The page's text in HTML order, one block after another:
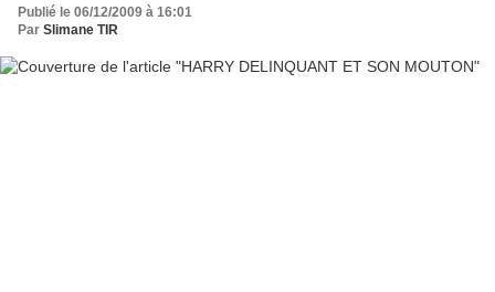
Publié le 06/12/2009 à 16:01
Par Slimane TIR